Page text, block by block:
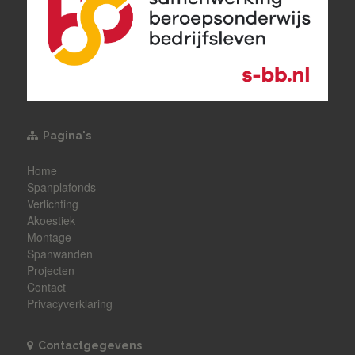
Pagina's
Home
Spanplafonds
Verlichting
Akoestiek
Montage
Spanwanden
Projecten
Contact
Privacyverklaring
Contactgegevens